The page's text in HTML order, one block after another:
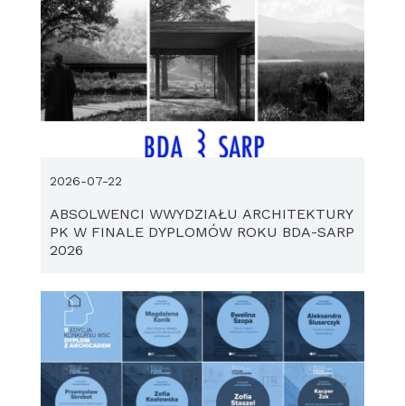
ABSOLWENCI WWYDZIAŁU ARCHITEKTURY
PK W FINALE DYPLOMÓW ROKU BDA-SARP
2026
2026-07-22